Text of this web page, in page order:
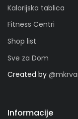
Kalorijska tablica
Fitness Centri
Shop list
Sve za Dom
Created by
Informacije